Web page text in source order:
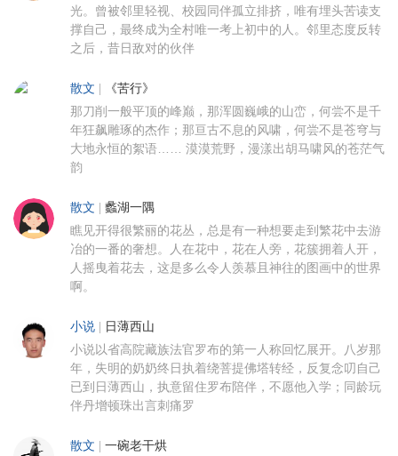
光。曾被邻里轻视、校园同伴孤立排挤，唯有埋头苦读支
撑自己，最终成为全村唯一考上初中的人。邻里态度反转
之后，昔日敌对的伙伴
散文 《苦行》
那刀削一般平顶的峰巅，那浑圆巍峨的山峦，何尝不是千
年狂飙雕琢的杰作；那亘古不息的风啸，何尝不是苍穹与
大地永恒的絮语…… 漠漠荒野，漫漾出胡马啸风的苍茫气
韵
散文 蠡湖一隅
瞧见开得很繁丽的花丛，总是有一种想要走到繁花中去游
冶的一番的奢想。人在花中，花在人旁，花簇拥着人开，
人摇曳着花去，这是多么令人羡慕且神往的图画中的世界
啊。
小说 日薄西山
小说以省高院藏族法官罗布的第一人称回忆展开。八岁那
年，失明的奶奶终日执着绕菩提佛塔转经，反复念叨自己
已到日薄西山，执意留住罗布陪伴，不愿他入学；同龄玩
伴丹增顿珠出言刺痛罗
散文 一碗老干烘